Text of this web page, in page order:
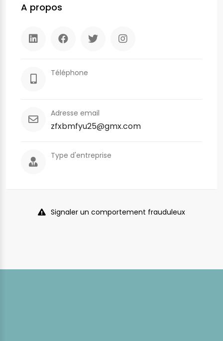
A propos
Téléphone
Adresse email
zfxbmfyu25@gmx.com
Type d'entreprise
Signaler un comportement frauduleux